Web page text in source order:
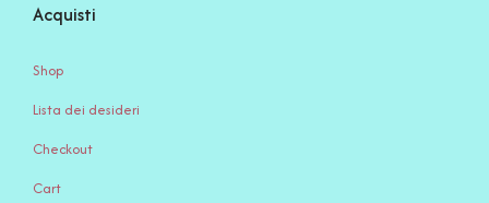
Acquisti
Shop
Lista dei desideri
Checkout
Cart